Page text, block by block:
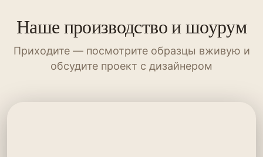
Наше производство и шоурум
Приходите — посмотрите образцы вживую и
обсудите проект с дизайнером